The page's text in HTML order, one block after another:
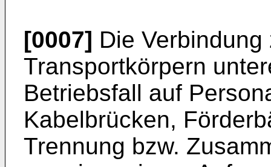
[0007] Die
Transportkörpern
Betriebsfall auf
Kabelbrücken,
Trennung bzw.